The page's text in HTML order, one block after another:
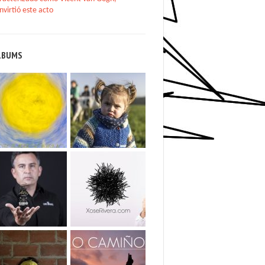
este acto